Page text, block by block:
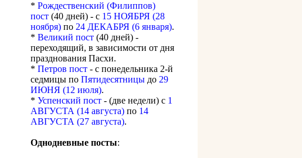
* Рождественский (Филиппов)
пост (40 дней) - с 15 НОЯБРЯ (28
ноября) по 24 ДЕКАБРЯ (6 января).
* Великий пост (40 дней) -
переходящий, в зависимости от дня
празднования Пасхи.
* Петров пост - с понедельника 2-й
седмицы по Пятидесятницы до 29
ИЮНЯ (12 июля).
* Успенский пост - (две недели) с 1
АВГУСТА (14 августа) по 14
АВГУСТА (27 августа).
Однодневные посты: